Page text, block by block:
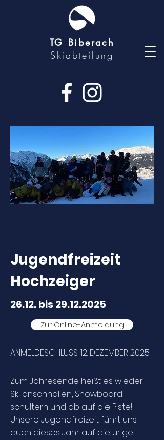
TG Biberach
Skiabteilung
Jugendfreizeit
Hochzeiger
26.12. bis29.12.2025
Zur Online-Anmeldung
ANMELDESCHLUSS: 12. DEZEMBER 2025
Zum Jahresende heißt es wieder:
Ski anschnallen, Snowboard
schultern und ab auf die Piste!
Unsere Jugendfreizeit führt uns
auch dieses Jahr auf die urige